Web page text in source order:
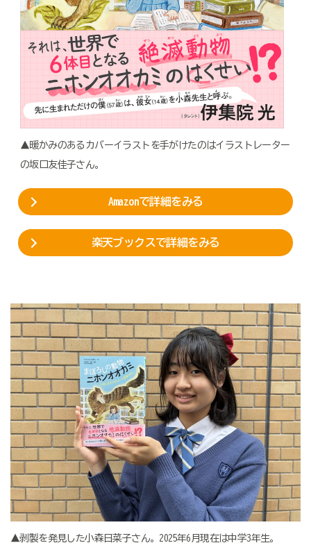
▲暖かみのあるカバーイラストを手がけたのはイラストレーター
の坂口友佳子さん。
Amazonで詳細をみる
楽天ブックスで詳細をみる
▲剥製を発見した小森日菜子さん。2025年6月現在は中学3年生。